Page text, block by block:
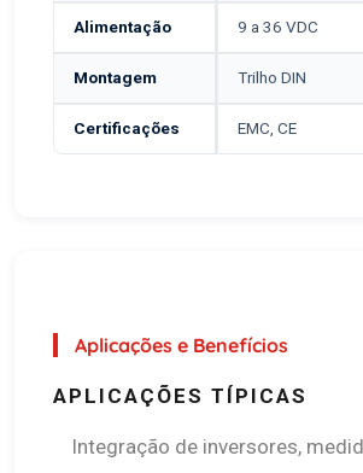
Alimentação 9 a 36 VDC
Montagem Trilho DIN
Certificações EMC, CE
Aplicações e Benefícios
APLICAÇÕES TÍPICAS
Integração de inversores,